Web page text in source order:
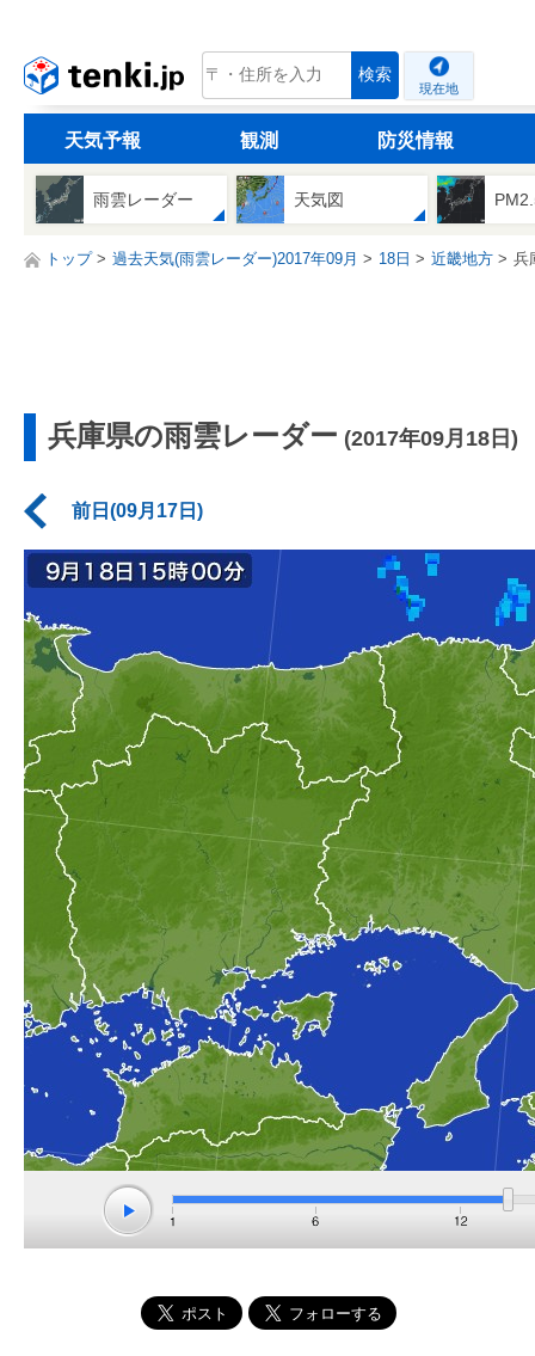
tenki.jp 検索
現在地
天気予報 観測 防災情報
雨雲レーダー 天気図
トップ 過去天気(雨雲レーダー)2017年09月 18日 近畿地方 兵
兵庫県の雨雲レーダー (2017年09月18日)
前日(09月17日)